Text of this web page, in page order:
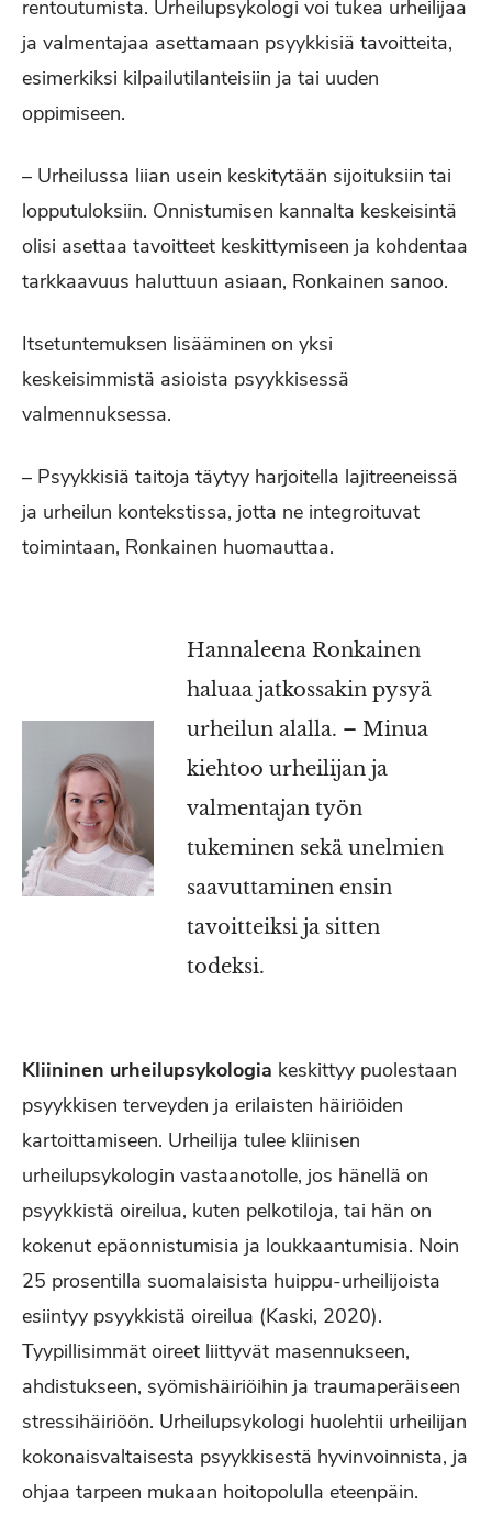
rentoutumista. Urheilupsykologi voi tukea urheilijaa
ja valmentajaa asettamaan psyykkisiä tavoitteita,
esimerkiksi kilpailutilanteisiin ja tai uuden
oppimiseen.
– Urheilussa liian usein keskitytään sijoituksiin tai
lopputuloksiin. Onnistumisen kannalta keskeisintä
olisi asettaa tavoitteet keskittymiseen ja kohdentaa
tarkkaavuus haluttuun asiaan, Ronkainen sanoo.
Itsetuntemuksen lisääminen on yksi
keskeisimmistä asioista psyykkisessä
valmennuksessa.
– Psyykkisiä taitoja täytyy harjoitella lajitreeneissä
ja urheilun kontekstissa, jotta ne integroituvat
toimintaan, Ronkainen huomauttaa.
Hannaleena Ronkainen
haluaa jatkossakin pysyä
urheilun alalla. – Minua
kiehtoo urheilijan ja
valmentajan työn
tukeminen sekä unelmien
saavuttaminen ensin
tavoitteiksi ja sitten
todeksi.
Kliininen urheilupsykologia keskittyy puolestaan
psyykkisen terveyden ja erilaisten häiriöiden
kartoittamiseen. Urheilija tulee kliinisen
urheilupsykologin vastaanotolle, jos hänellä on
psyykkistä oireilua, kuten pelkotiloja, tai hän on
kokenut epäonnistumisia ja loukkaantumisia. Noin
25 prosentilla suomalaisista huippu-urheilijoista
esiintyy psyykkistä oireilua (Kaski, 2020).
Tyypillisimmät oireet liittyvät masennukseen,
ahdistukseen, syömishäiriöihin ja traumaperäiseen
stressihäiriöön. Urheilupsykologi huolehtii urheilijan
kokonaisvaltaisesta psyykkisestä hyvinvoinnista, ja
ohjaa tarpeen mukaan hoitopolulla eteenpäin.